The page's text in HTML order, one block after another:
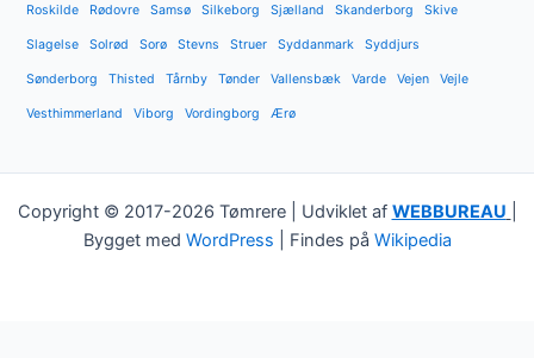
Roskilde Rødovre Samsø Silkeborg Sjælland Skanderborg Skive
Slagelse Solrød Sorø Stevns Struer Syddanmark Syddjurs
Sønderborg Thisted Tårnby Tønder Vallensbæk Varde Vejen Vejle
Vesthimmerland Viborg Vordingborg Ærø
Copyright © 2017-2026 Tømrere | Udviklet af WEBBUREAU
Bygget med WordPress | Findes på Wikipedia